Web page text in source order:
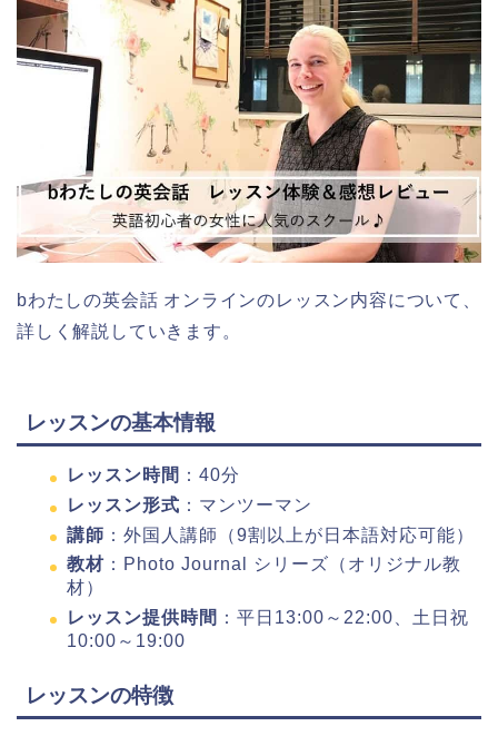
bわたしの英会話 オンラインのレッスン内容について、
詳しく解説していきます。
レッスンの基本情報
レッスン時間 ：40分
レッスン形式 ：マンツーマン
講師 ：外国人講師（9割以上が日本語対応可能）
教材 ：Photo Journal シリーズ（オリジナル教
材）
レッスン提供時間 ：平日13:00～22:00、土日祝
10:00～19:00
レッスンの特徴